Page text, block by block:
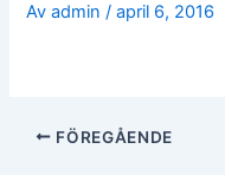
Avadmin/april 6, 2016
FÖREGÅENDE